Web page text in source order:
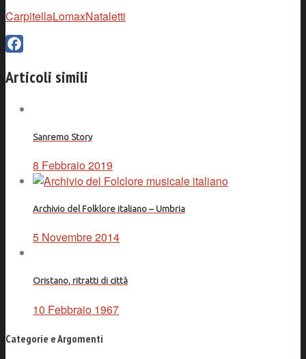
CarpitellaLomaxNataletti
Articoli simili
Sanremo Story
8 Febbraio 2019
Archivio del Folklore italiano – Umbria
5 Novembre 2014
Oristano, ritratti di città
10 Febbraio 1967
Categorie e Argomenti